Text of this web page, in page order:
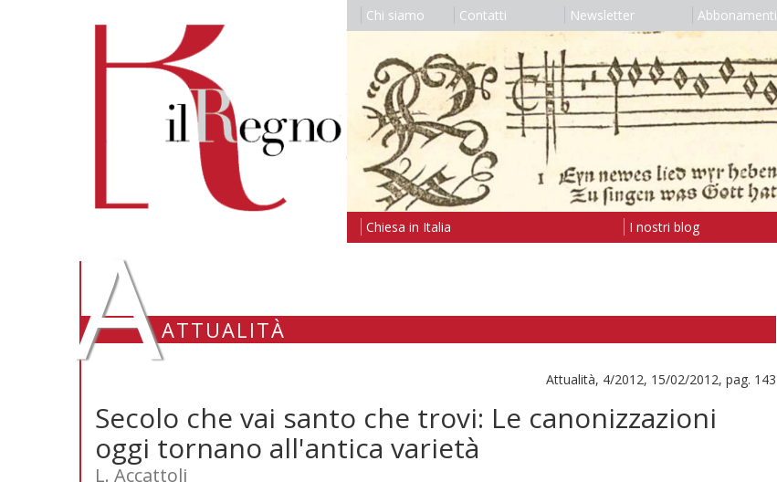
Chi siamo Contatti Newsletter Abbonamenti
Chiesa in Italia I nostri blog
AATTUALITÀ
Attualità, 4/2012, 15/02/2012, pag. 143
Secolo che vai santo che trovi: Le canonizzazioni
oggi tornano all'antica varietà
L. Accattoli